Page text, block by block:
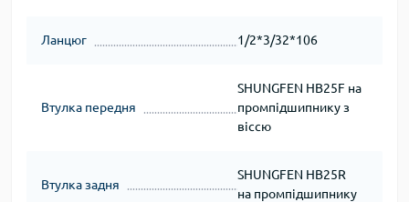
Ланцюг 1/2*3/32*106
Втулка передня
SHUNGFEN HB25F на
промпідшипнику з
віссю
Втулка задня
SHUNGFEN HB25R
на промпідшипнику